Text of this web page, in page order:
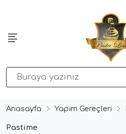
Anasayfa Yapım Gereçleri
Pastime